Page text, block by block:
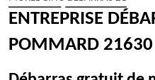
ENTREPRISE
POMMARD 21630